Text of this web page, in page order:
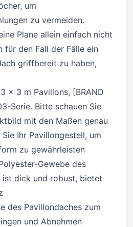
um
zu vermeiden.
Plane allein einfach nicht
für den Fall der Fälle ein
griffbereit zu haben,
x 3 m Pavillons, [BRAND
Serie. Bitte schauen Sie
mit den Maßen genau
Ihr Pavillongestell, um
zu gewährleisten
Gewebe des
ist dick und robust, bietet
des Pavillondaches zum
und Abnehmen